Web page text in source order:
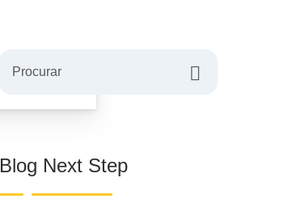
Blog Next Step